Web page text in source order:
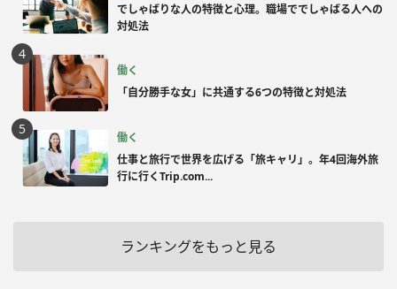
でしゃばりな人の特徴と心理。職場ででしゃばる人への
対処法
働く
「自分勝手な女」に共通する6つの特徴と対処法
働く
仕事と旅行で世界を広げる「旅キャリ」。年4回海外旅
行に行くTrip.com...
ランキングをもっと見る